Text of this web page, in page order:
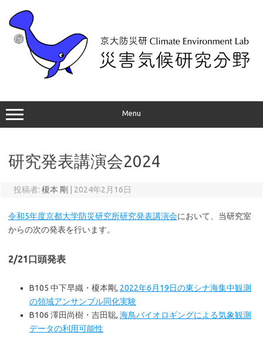
Menu
研究発表講演会2024
投稿者: 榎本 剛 2024年2月16日
令和5年度京都大学防災研究所研究発表講演会において、当研究室
からの次の発表を行います。
2/21口頭発表
B105 中下早織・榎本剛, 2022年6月19日の東シナ海集中観測
の領域アンサンブル同化実験
B106 澤田尚樹・吉田聡, 海鳥バイオロギングによる気象観測
データの利用可能性